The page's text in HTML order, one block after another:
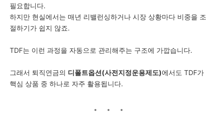
필요합니다.
하지만 현실에서는 매년 리밸런싱하거나 시장 상황마다 비중을 조
절하기가 쉽지 않죠.
TDF는 이런 과정을 자동으로 관리해주는 구조에 가깝습니다.
그래서 퇴직연금의 디폴트옵션(사전지정운용제도)에서도 TDF가
핵심 상품 중 하나로 자주 활용됩니다.